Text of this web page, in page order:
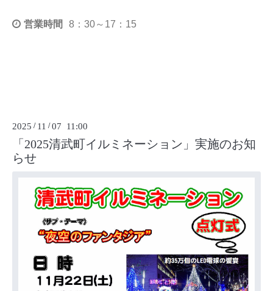
営業時間 8：30～17：15
2025 / 11 /07 11:00
「2025清武町イルミネーション」実施のお知
らせ